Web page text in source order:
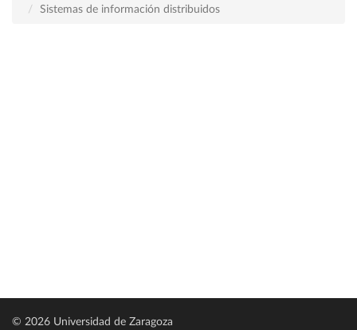
Sistemas de información distribuidos
© 2026 Universidad de Zaragoza